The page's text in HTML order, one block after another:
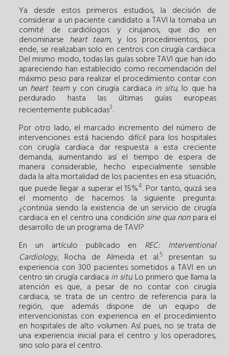
Ya desde estos primeros estudios, la decisión de
considerar a un paciente candidato a TAVI la tomaba un
comité de cardiólogos y cirujanos, que dio en
denominarse heart team, y los procedimientos, por
ende, se realizaban solo en centros con cirugía cardiaca.
Del mismo modo, todas las guías sobre TAVI que han ido
apareciendo han establecido como recomendación del
máximo peso para realizar el procedimiento contar con
un heart teamy con cirugía cardiaca in situ, lo que ha
perdurado hasta las últimas guías europeas
recientemente publicadas3.
Por otro lado, el marcado incremento del número de
intervenciones está haciendo difícil para los hospitales
con cirugía cardiaca dar respuesta a esta creciente
demanda, aumentando así el tiempo de espera de
manera considerable, hecho especialmente sensible
dada la alta mortalidad de los pacientes en esa situación,
que puede llegar a superar el 15%4. Por tanto, quizá sea
el momento de hacernos la siguiente pregunta:
¿continúa siendo la existencia de un servicio de cirugía
cardiaca en el centro una condición sine qua nonpara el
desarrollo de un programa de TAVI?
En un artículo publicado en REC: Interventional
Cardiology, Rocha de Almeida et al.5 presentan su
experiencia con 300 pacientes sometidos a TAVI en un
centro sin cirugía cardiaca in situ. Lo primero que llama la
atención es que, a pesar de no contar con cirugía
cardiaca, se trata de un centro de referencia para la
región, que además dispone de un equipo de
intervencionistas con experiencia en el procedimiento
en hospitales de alto volumen. Así pues, no se trata de
una experiencia inicial para el centro y los operadores,
sino solo para el centro.